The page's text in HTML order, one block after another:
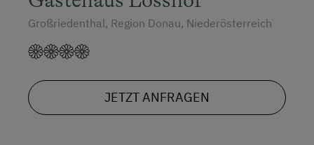
Großriedenthal, Region Donau, Niederösterreich
JETZT ANFRAGEN